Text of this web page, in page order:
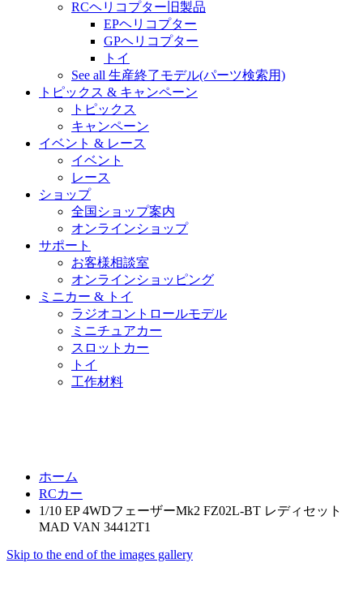
RCヘリコプター旧製品
EPヘリコプター
GPヘリコプター
トイ
See all 生産終了モデル(パーツ検索用)
トピックス & キャンペーン
トピックス
キャンペーン
イベント & レース
イベント
レース
ショップ
全国ショップ案内
オンラインショップ
サポート
お客様相談室
オンラインショッピング
ミニカー & トイ
ラジオコントロールモデル
ミニチュアカー
スロットカー
トイ
工作材料
ホーム
RCカー
1/10 EP 4WDフェーザーMk2 FZ02L-BT レディセット
MAD VAN 34412T1
Skip to the end of the images gallery